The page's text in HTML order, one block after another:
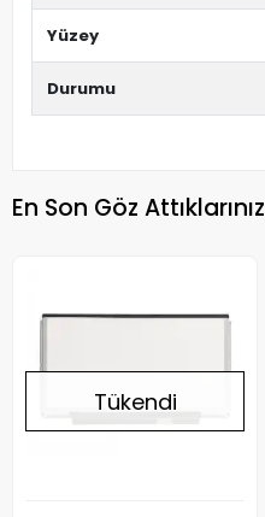
Yüzey
Durumu
En Son Göz Attıklarınız
Tükendi